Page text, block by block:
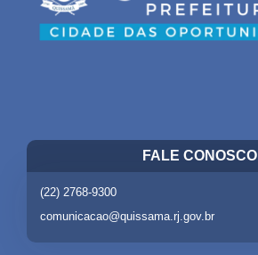
FALE CONOSCO
(22) 2768-9300
comunicacao@quissama.rj.gov.br